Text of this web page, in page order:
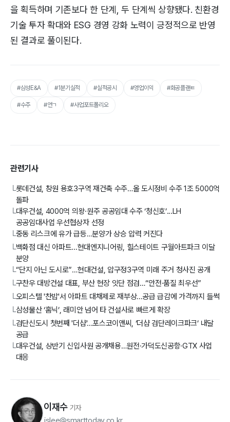
을 획득하며 기존보다 한 단계, 두 단계씩 상향됐다. 친환경
기술 투자 확대와 ESG 경영 강화 노력이 긍정적으로 반영
된 결과로 풀이된다.
#삼성E&A #1분기실적 #실적공시 #영업이익 #화공플랜ㅌ
#수주 #연ㄱ #사업포트폴리오
관련기사
└롯데건설, 창원 용호3구역 재건축 수주…올 도시정비 수주 1조 5000억
돌파
└대우건설, 4000억 의왕·원주 공공임대 수주 ‘청신호’...LH
공공임대사업 우선협상자 선정
└중동 리스크에 유가 급등…분양가 상승 압력 커진다
└백화점 대신 아파트...현대엔지니어링, 힐스테이트 구월아트파크 이달
분양
└“단지 아닌 도시로”…현대건설, 압구정3구역 미래 주거 청사진 공개
└구찬우 대방건설 대표, 부산 현장 잇단 점검…“안전·품질 최우선”
└오피스텔 '찬밥'서 아파트 대채제로 재부상...공급 급감에 가격까지 들썩
└삼성물산 ‘홈닉’, 래미안 넘어 타 건설사로 빠르게 확장
└검단신도시 첫번째 '더샵'...포스코이앤씨, ‘더샵 검단레이크파크’ 내달
공급
└대우건설, 상반기 신입사원 공개채용…원전·가덕도신공항·GTX 사업
대응
이재수 기자